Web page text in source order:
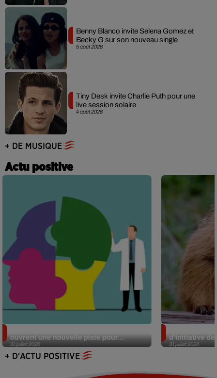
5 août 2026
Benny Blanco invite Selena Gomez et
Becky G sur son nouveau single
4 août 2026
Tiny Desk invite Charlie Puth pour une
live session solaire
+ DE MUSIQUE
Actu positive
31 juillet 2026
ouvrent une nouvelle piste pour...
31 juillet 2026
d’initiative
+ D'ACTU POSITIVE